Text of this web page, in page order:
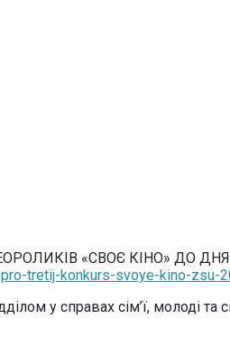
«СВОЄ КІНО» ДО
tretij-konkurs-svoye-kino-zsu-
у справах сім’ї, молоді